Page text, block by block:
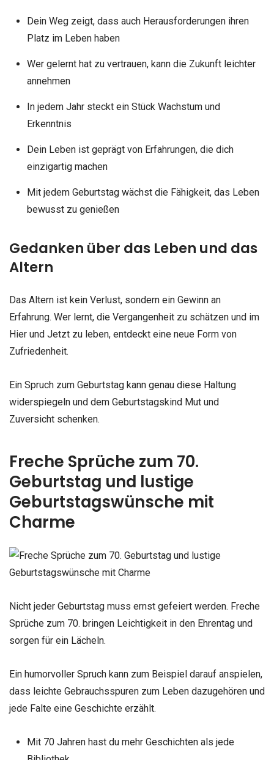
Dein Weg zeigt, dass auch Herausforderungen ihren
Platz im Leben haben
Wer gelernt hat zu vertrauen, kann die Zukunft leichter
annehmen
In jedem Jahr steckt ein Stück Wachstum und
Erkenntnis
Dein Leben ist geprägt von Erfahrungen, die dich
einzigartig machen
Mit jedem Geburtstag wächst die Fähigkeit, das Leben
bewusst zu genießen
Gedanken über das Leben und das
Altern
Das Altern ist kein Verlust, sondern ein Gewinn an
Erfahrung. Wer lernt, die Vergangenheit zu schätzen und im
Hier und Jetzt zu leben, entdeckt eine neue Form von
Zufriedenheit.
Ein Spruch zum Geburtstag kann genau diese Haltung
widerspiegeln und dem Geburtstagskind Mut und
Zuversicht schenken.
Freche Sprüche zum 70.
Geburtstag und lustige
Geburtstagswünsche mit
Charme
Nicht jeder Geburtstag muss ernst gefeiert werden. Freche
Sprüche zum 70. bringen Leichtigkeit in den Ehrentag und
sorgen für ein Lächeln.
Ein humorvoller Spruch kann zum Beispiel darauf anspielen,
dass leichte Gebrauchsspuren zum Leben dazugehören und
jede Falte eine Geschichte erzählt.
Mit 70 Jahren hast du mehr Geschichten als jede